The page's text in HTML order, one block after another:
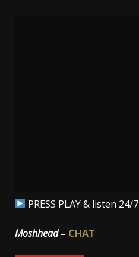
PRESS PLAY & listen 24/7
Moshhead– CHAT